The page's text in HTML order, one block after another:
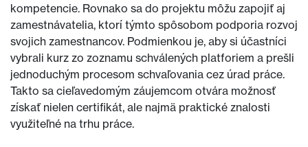
kompetencie. Rovnako sa do projektu môžu zapojiť aj
zamestnávatelia, ktorí týmto spôsobom podporia rozvoj
svojich zamestnancov. Podmienkou je, aby si účastníci
vybrali kurz zo zoznamu schválených platforiem a prešli
jednoduchým procesom schvaľovania cez úrad práce.
Takto sa cieľavedomým záujemcom otvára možnosť
získať nielen certifikát, ale najmä praktické znalosti
využiteľné na trhu práce.